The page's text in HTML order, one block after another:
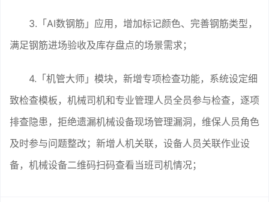
3.「AI数钢筋」应用，增加标记颜色、完善钢筋类型，
满足钢筋进场验收及库存盘点的场景需求；
4.「机管大师」模块，新增专项检查功能，系统设定细
致检查模板，机械司机和专业管理人员全员参与检查，逐项
排查隐患，拒绝遗漏机械设备现场管理漏洞，维保人员角色
及时参与问题整改；新增人机关联，设备人员关联作业设
备，机械设备二维码扫码查看当班司机情况；